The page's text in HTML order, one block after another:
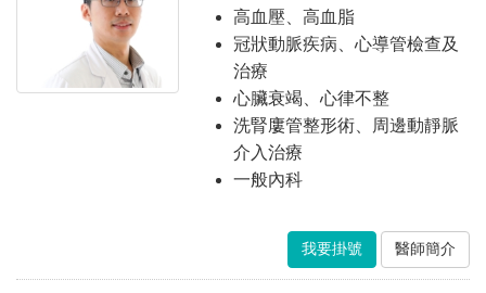
高血壓、高血脂
冠狀動脈疾病、心導管檢查及
治療
心臟衰竭、心律不整
洗腎廔管整形術、周邊動靜脈
介入治療
一般內科
我要掛號 醫師簡介